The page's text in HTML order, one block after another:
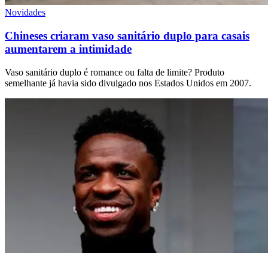
Novidades
Chineses criaram vaso sanitário duplo para casais
aumentarem a intimidade
Vaso sanitário duplo é romance ou falta de limite? Produto
semelhante já havia sido divulgado nos Estados Unidos em 2007.